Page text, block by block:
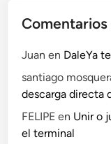
Juan en DaleYa
santiago
descarga directa
FELIPE en Unir o
el terminal